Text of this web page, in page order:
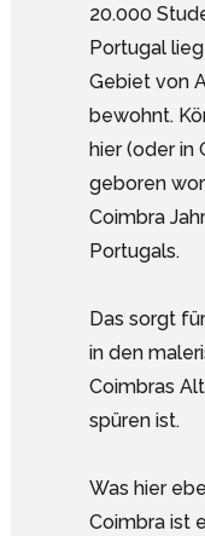
20.000
Portugal
Gebiet von
bewohnt.
hier (oder in
geboren
Coimbra
Portugals.
Das sorgt
in den
Coimbras
spüren ist.
Was hier
Coimbra ist